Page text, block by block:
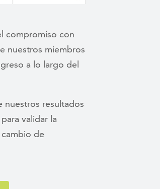
compromiso con
nuestros miembros
a lo largo del
nuestros resultados
validar la
de